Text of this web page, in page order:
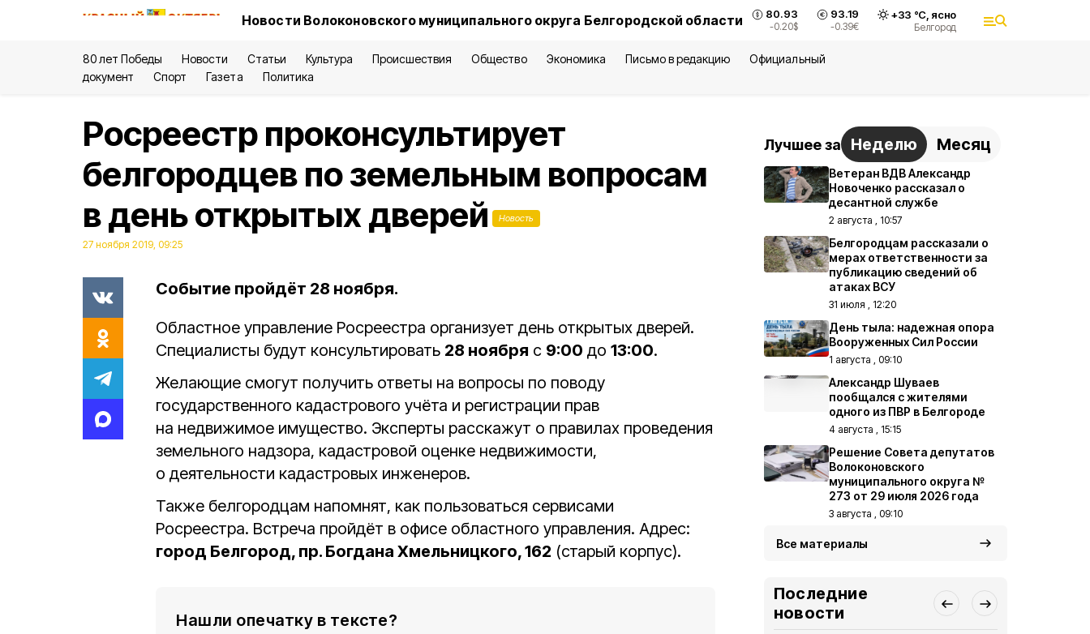
Новости Волоконовского муниципального округа Белгородской области 80.93
-0.20$
93.19
-0.39€
+33 °С, ясно
Белгород
80 лет Победы Новости Статьи Культура Происшествия Общество Экономика Письмо в редакцию
Официальный
документ
Спорт Газета Политика
Росреестр проконсультирует
белгородцев по земельным вопросам
в день открытых дверей
Новость
27 ноября 2019, 09:25
Событие пройдёт 28 ноября.
Областное управление Росреестра организует день открытых дверей.
Специалисты будут консультировать 28 ноября с 9:00 до 13:00.
Желающие смогут получить ответы на вопросы по поводу
государственного кадастрового учёта и регистрации прав
на недвижимое имущество. Эксперты расскажут о правилах проведения
земельного надзора, кадастровой оценке недвижимости,
о деятельности кадастровых инженеров.
Также белгородцам напомнят, как пользоваться сервисами
Росреестра. Встреча пройдёт в офисе областного управления. Адрес:
город Белгород, пр. Богдана Хмельницкого, 162 (старый корпус).
Нашли опечатку в тексте?
Лучшее за Неделю Месяц
Ветеран ВДВ Александр
Новоченко рассказал о
десантной службе
2 августа , 10:57
Белгородцам рассказали о
мерах ответственности за
публикацию сведений об
атаках ВСУ
31 июля , 12:20
День тыла: надежная опора
Вооруженных Сил России
1 августа , 09:10
Александр Шуваев
пообщался с жителями
одного из ПВР в Белгороде
4 августа , 15:15
Решение Совета депутатов
Волоконовского
муниципального округа №
273 от 29 июля 2026 года
3 августа , 09:10
Все материалы
Последние
новости